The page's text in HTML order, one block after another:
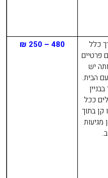
כלל
פרטיים
יש
הבית.
ככל
קן בתוך
מגיעות
480 – 250 ₪